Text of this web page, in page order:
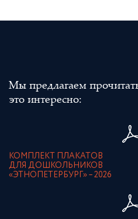
Мы предлагаем
это интересно:
КОМПЛЕКТ ПЛАКАТОВ
ДЛЯ ДОШКОЛЬНИКОВ
«ЭТНОПЕТЕРБУРГ» – 2026